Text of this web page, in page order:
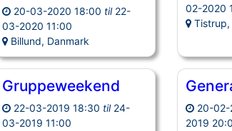
20-03-2020 18:00 til 22-
03-2020 11:00
Billund, Danmark
02-2020
Tistrup,
Gruppeweekend
22-03-2019 18:30 til 24-
03-2019 11:00
20-02-
2019